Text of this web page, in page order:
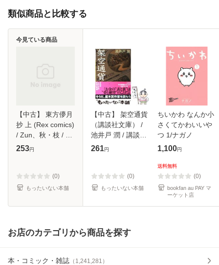
類似商品と比較する
【中古】 東方儚月
抄 上 (Rex comics)
/ Zun、秋・枝 / 一
迅社 [コミック]
253円
(0)
もったいない本舗
今見ている商品
【中古】 架空通貨
（講談社文庫） /
池井戸 潤 / 講談社
[文庫]【メール便送
261円
(0)
もったいない本舗
ちいかわ なんか小
さくてかわいいや
つ 1/ナガノ
1,100円
送料無料
(0)
bookfan au PAY マ
ーケット店
お店のカテゴリから商品を探す
本・コミック・雑誌 （ 1,241,281 ）